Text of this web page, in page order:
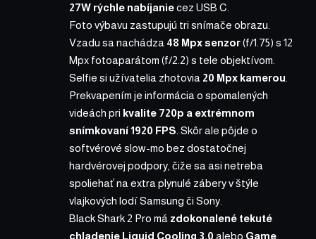
27W rýchle nabíjaniecez USB C.
Foto výbavu zastupujú tri snímače obrazu.
Vzadu sa nachádza 48 Mpx senzor(f/1.75) s 12
Mpx fotoaparátom (f/2.2) s tele objektívom.
Selfie si užívatelia zhotovia 20 Mpx kamerou
Prekvapením je informácia o spomalených
videách pri kvalite 720p a extrémnom
snímkovaní 1920 FPS . Skôr ale pôjde o
softvérové slow-mo bez dostatočnej
hardvérovej podpory, čiže sa asi netreba
spoliehať na extra plynulé zábery v štýle
vlajkových lodí Samsung či Sony.
Black Shark 2 Pro má zdokonalené tekuté
chladenie Liquid Cooling 3.0 alebo Game